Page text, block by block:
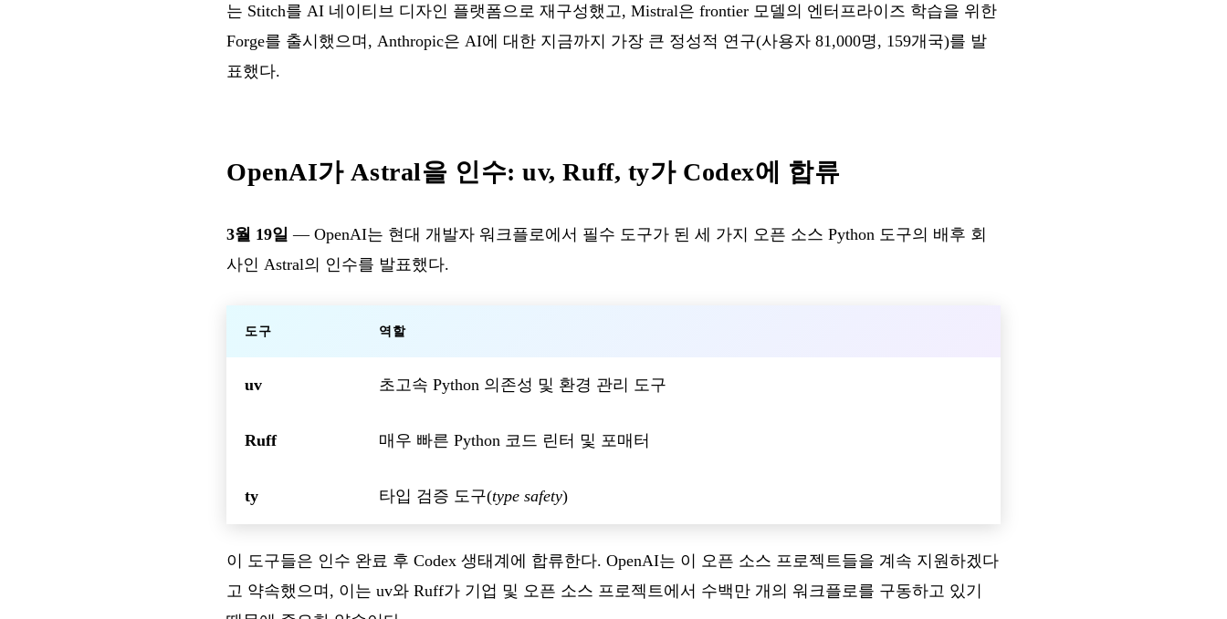
는 Stitch를 AI 네이티브 디자인 플랫폼으로 재구성했고, Mistral은 frontier 모델의 엔터프라이즈 학습을 위한
Forge를 출시했으며, Anthropic은 AI에 대한 지금까지 가장 큰 정성적 연구(사용자 81,000명, 159개국)를 발
표했다.
OpenAI가 Astral을 인수: uv, Ruff, ty가 Codex에 합류
3월 19일 — OpenAI는 현대 개발자 워크플로에서 필수 도구가 된 세 가지 오픈 소스 Python 도구의 배후 회
사인 Astral의 인수를 발표했다.
도구 역할
uv 초고속 Python 의존성 및 환경 관리 도구
Ruff 매우 빠른 Python 코드 린터 및 포매터
ty 타입 검증 도구(type safety)
이 도구들은 인수 완료 후 Codex 생태계에 합류한다. OpenAI는 이 오픈 소스 프로젝트들을 계속 지원하겠다
고 약속했으며, 이는 uv와 Ruff가 기업 및 오픈 소스 프로젝트에서 수백만 개의 워크플로를 구동하고 있기